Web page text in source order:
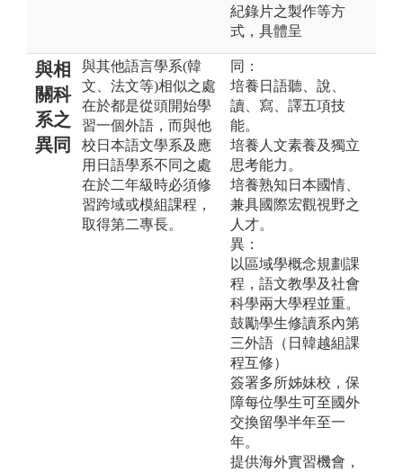
紀錄片之製作等方
式，具體呈
與相
關科
系之
異同
與其他語言學系(韓
文、法文等)相似之處
在於都是從頭開始學
習一個外語，而與他
校日本語文學系及應
用日語學系不同之處
在於二年級時必須修
習跨域或模組課程，
取得第二專長。
同：
培養日語聽、說、
讀、寫、譯五項技
能。
培養人文素養及獨立
思考能力。
培養熟知日本國情、
兼具國際宏觀視野之
人才。
異：
以區域學概念規劃課
程，語文教學及社會
科學兩大學程並重。
鼓勵學生修讀系內第
三外語（日韓越組課
程互修）
簽署多所姊妹校，保
障每位學生可至國外
交換留學半年至一
年。
提供海外實習機會，